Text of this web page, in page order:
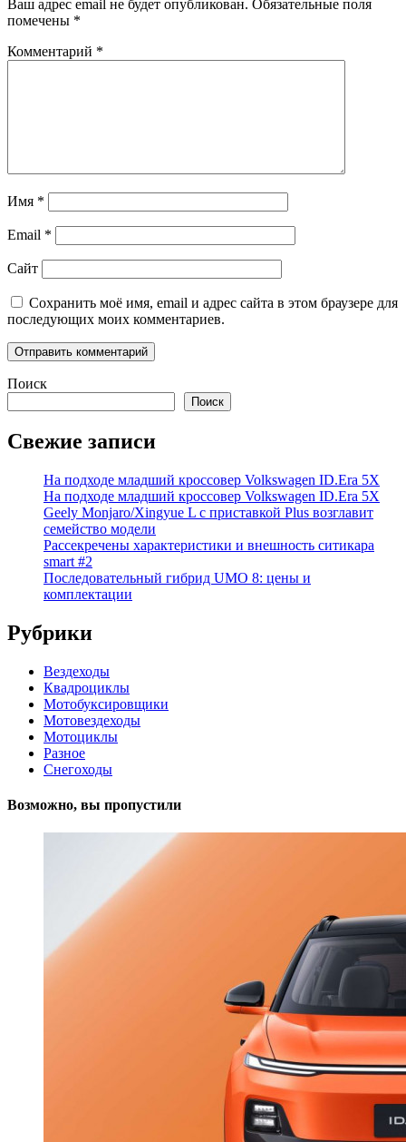
Ваш адрес email не будет опубликован. Обязательные поля
помечены *
Комментарий *
Имя *
Email *
Сайт
Сохранить моё имя, email и адрес сайта в этом браузере для
последующих моих комментариев.
Поиск
Поиск
Свежие записи
На подходе младший кроссовер Volkswagen ID.Era 5X
На подходе младший кроссовер Volkswagen ID.Era 5X
Geely Monjaro/Xingyue L с приставкой Plus возглавит
семейство модели
Рассекречены характеристики и внешность ситикара
smart #2
Последовательный гибрид UMO 8: цены и
комплектации
Рубрики
Вездеходы
Квадроциклы
Мотобуксировщики
Мотовездеходы
Мотоциклы
Разное
Снегоходы
Возможно, вы пропустили